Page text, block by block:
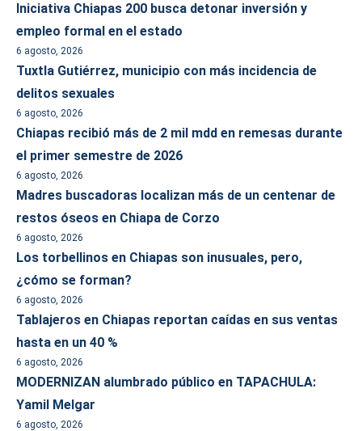
Iniciativa Chiapas 200 busca detonar inversión y
empleo formal en el estado
6 agosto, 2026
Tuxtla Gutiérrez, municipio con más incidencia de
delitos sexuales
6 agosto, 2026
Chiapas recibió más de 2 mil mdd en remesas durante
el primer semestre de 2026
6 agosto, 2026
Madres buscadoras localizan más de un centenar de
restos óseos en Chiapa de Corzo
6 agosto, 2026
Los torbellinos en Chiapas son inusuales, pero,
¿cómo se forman?
6 agosto, 2026
Tablajeros en Chiapas reportan caídas en sus ventas
hasta en un 40 %
6 agosto, 2026
MODERNIZAN alumbrado público en TAPACHULA:
Yamil Melgar
6 agosto, 2026